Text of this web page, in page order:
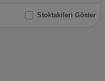
Stoktakileri Göster